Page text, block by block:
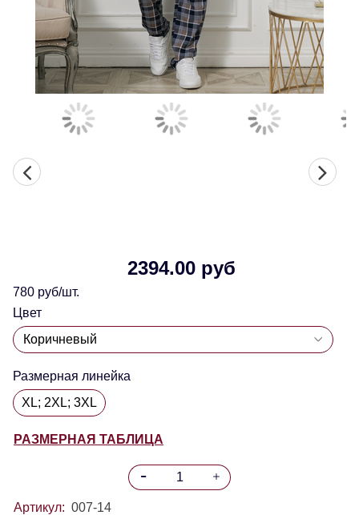
2394.00 руб
780 руб/шт.
Цвет
Размерная линейка
XL; 2XL; 3XL
РАЗМЕРНАЯ ТАБЛИЦА
Артикул: 007-14